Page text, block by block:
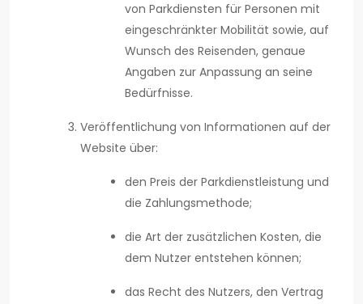
von Parkdiensten für Personen mit
eingeschränkter Mobilität sowie, auf
Wunsch des Reisenden, genaue
Angaben zur Anpassung an seine
Bedürfnisse.
Veröffentlichung von Informationen auf der
Website über:
den Preis der Parkdienstleistung und
die Zahlungsmethode;
die Art der zusätzlichen Kosten, die
dem Nutzer entstehen können;
das Recht des Nutzers, den Vertrag